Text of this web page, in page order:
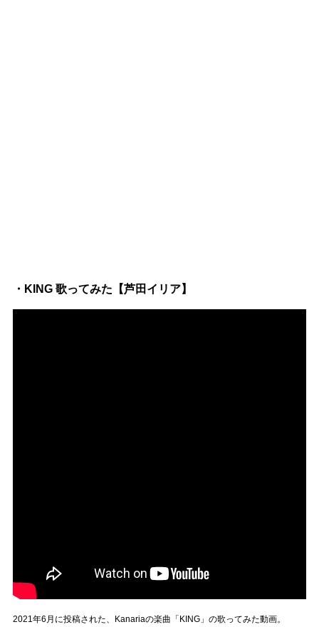
・KING 歌ってみた【芦田イリア】
2021年6月に投稿された、Kanariaの楽曲「KING」の歌ってみた動画。